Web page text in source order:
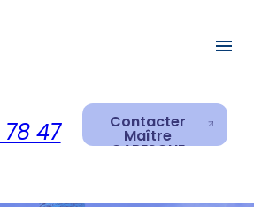
menu
47 Contacter
Maître
CARESCHE
Contacter